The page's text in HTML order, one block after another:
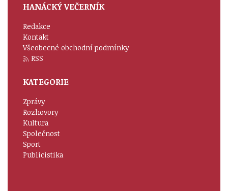
HANÁCKÝ VEČERNÍK
Redakce
Kontakt
Všeobecné obchodní podmínky
RSS
KATEGORIE
Zprávy
Rozhovory
Kultura
Společnost
Sport
Publicistika